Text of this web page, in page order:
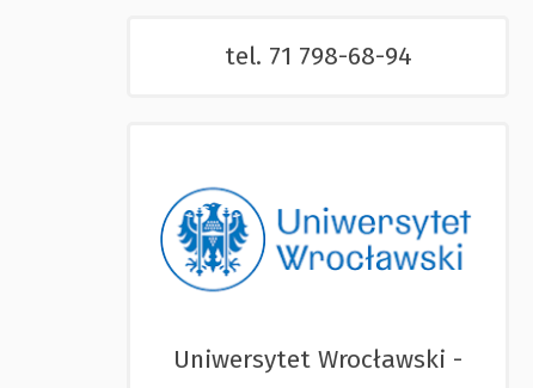
tel. 71 798-68-94
Uniwersytet Wrocławski -